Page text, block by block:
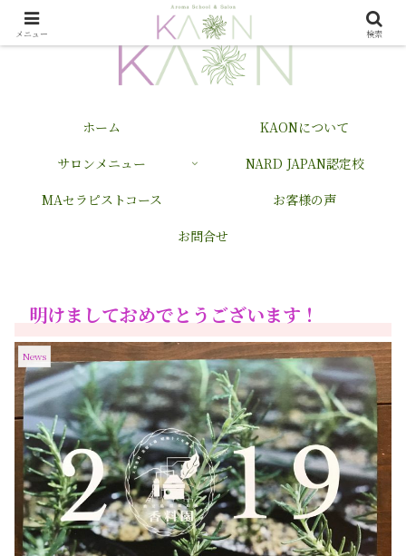
ホーム
KAONについて
サロンメニュー
NARD JAPAN認定校
MAセラピストコース
お客様の声
お問合せ
明けましておめでとうございます！
News
メニュー 検索